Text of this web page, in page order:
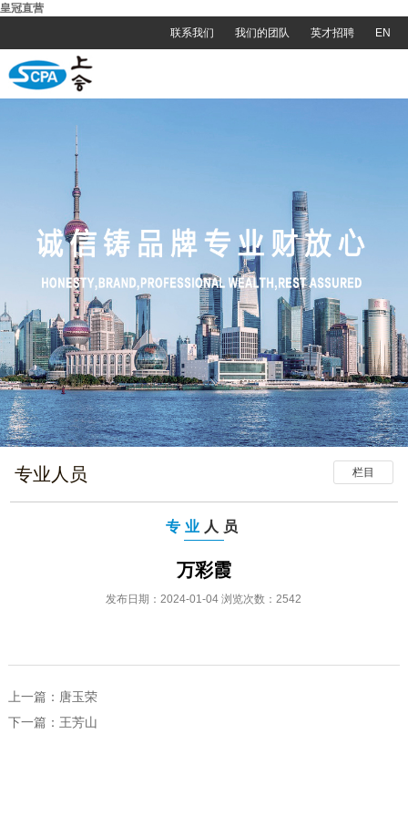
皇冠直营
联系我们
我们的团队 英才招聘 EN
栏目
专业人员
专业 人员
万彩霞
发布日期：2024-01-04 浏览次数：2542
上一篇： 唐玉荣
下一篇： 王芳山